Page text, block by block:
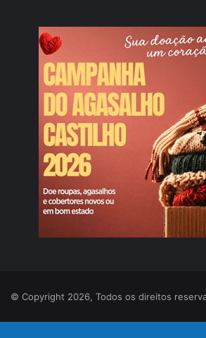
© Copyright 2026, Todos os direitos